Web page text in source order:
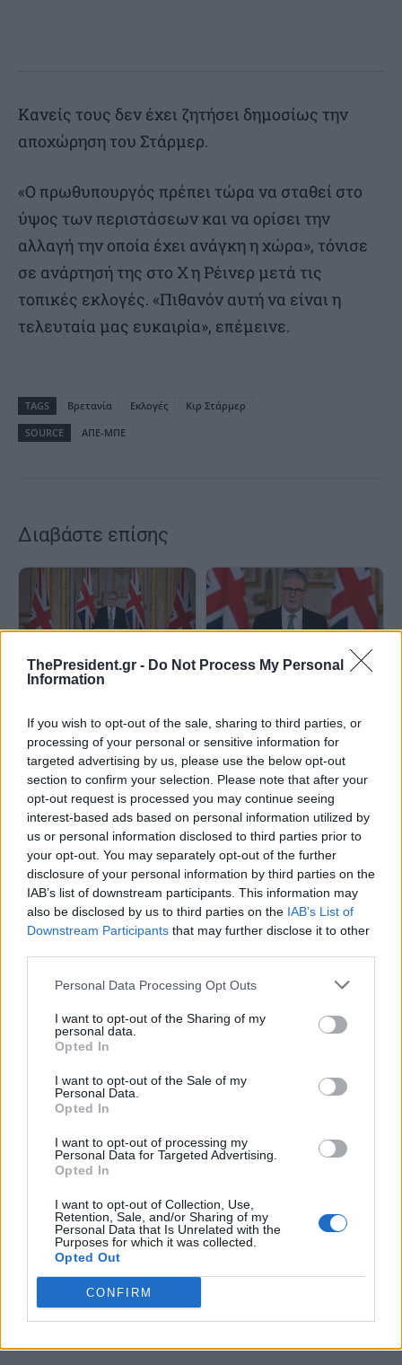
ThePresident.gr - Do Not Process My Personal
Information
If you wish to opt-out of the sale, sharing to third parties, or
processing of your personal or sensitive information for
targeted advertising by us, please use the below opt-out
section to confirm your selection. Please note that after your
opt-out request is processed you may continue seeing
interest-based ads based on personal information utilized by
us or personal information disclosed to third parties prior to
your opt-out. You may separately opt-out of the further
disclosure of your personal information by third parties on the
IAB’s list of downstream participants. This information may
also be disclosed by us to third parties on the IAB’s List of
Downstream Participants that may further disclose it to other
Personal Data Processing Opt Outs
I want to opt-out of the Sharing of my
personal data.
Opted In
I want to opt-out of the Sale of my
Personal Data.
Opted In
I want to opt-out of processing my
Personal Data for Targeted Advertising.
Opted In
I want to opt-out of Collection, Use,
Retention, Sale, and/or Sharing of my
Personal Data that Is Unrelated with the
Purposes for which it was collected.
Opted Out
CONFIRM
Κανείς τους δεν έχει ζητήσει δημοσίως την
αποχώρηση του Στάρμερ.
«Ο πρωθυπουργός πρέπει τώρα να σταθεί στο
ύψος των περιστάσεων και να ορίσει την
αλλαγή την οποία έχει ανάγκη η χώρα», τόνισε
σε ανάρτησή της στο Χ η Ρέινερ μετά τις
τοπικές εκλογές. «Πιθανόν αυτή να είναι η
τελευταία μας ευκαιρία», επέμεινε.
TAGS Βρετανία Εκλογές
Κιρ Στάρμερ
SOURCE
ΑΠΕ-ΜΠΕ
Διαβάστε επίσης
Παραιτήθηκε ο Βρετανός
Ντάουνινγκ Στριτ
Observer: Ο Βρετανός
πρωθυπουργός Κιρ Στάρμερ
αναμένεται να παραιτηθεί τη
Δευτέρα
Βρετανία: Ο Στάρμερ δεν θα
ορίσει χρονοδιάγραμμα για την
αποχώρησή του, δήλωσε ο
αντιπρόεδρος της κυβέρνησης
Βρετανοί;
Πολιτική κρίση στη Βρετανία:
Θα αποχωρήσει ο Κιρ Στάρμερ;
Πολιτική κρίση στο Ηνωμένο
Βασίλειο
δεσμεύθηκε να αποδείξει σε